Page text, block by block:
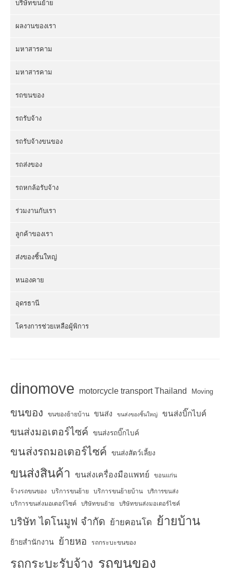
บริษัทขนย้าย
ผลงานของเรา
มหาสารคาม
มหาสารคาม
รถขนของ
รถรับจ้าง
รถรับจ้างขนของ
รถส่งของ
รถหกล้อรับจ้าง
ร่วมงานกับเรา
ลูกค้าของเรา
ส่งของชิ้นใหญ่
หนองคาย
อุดรธานี
โครงการช่วยเหลือผู้พิการ
dinomove motorcycle transport Thailand Moving
ขนของ ขนของย้ายบ้าน ขนส่ง ขนส่งของชิ้นใหญ่ ขนส่งบิ๊กไบค์
ขนส่งมอเตอร์ไซค์ ขนส่งรถบิ๊กไบค์
ขนส่งรถมอเตอร์ไซค์ ขนส่งสัตว์เลี้ยง
ขนส่งสินค้า ขนส่งเครื่องมือแพทย์ ขอนแก่น
จ้างรถขนของ บริการขนย้าย บริการขนย้ายบ้าน บริการขนส่ง
บริการขนส่งมอเตอร์ไซค์ บริษัทขนย้าย บริษัทขนส่งมอเตอร์ไซค์
บริษัท ไดโนมูฟ จำกัด ย้ายคอนโด ย้ายบ้าน
ย้ายสำนักงาน ย้ายหอ รถกระบะขนของ
รถกระบะรับจ้าง รถขนของ